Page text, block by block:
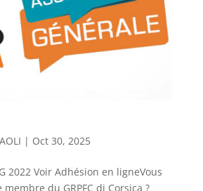
| Oct 30, 2025
2022 Voir Adhésion en ligneVous
membre du GRPFC di Corsica ?